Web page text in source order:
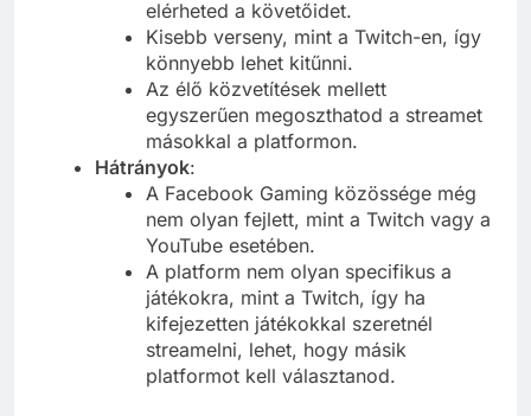
elérheted a követőidet.
Kisebb verseny, mint a Twitch-en, így
könnyebb lehet kitűnni.
Az élő közvetítések mellett
egyszerűen megoszthatod a streamet
másokkal a platformon.
Hátrányok:
A Facebook Gaming közössége még
nem olyan fejlett, mint a Twitch vagy a
YouTube esetében.
A platform nem olyan specifikus a
játékokra, mint a Twitch, így ha
kifejezetten játékokkal szeretnél
streamelni, lehet, hogy másik
platformot kell választanod.